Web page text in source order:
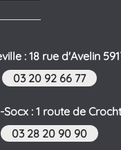
: 18 rue d'Avelin
03 20 92 66 77
: 1 route de
03 28 20 90 90